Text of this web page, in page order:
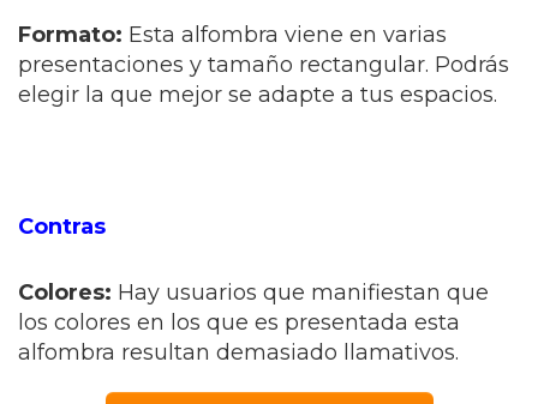
Formato: Esta alfombra viene en varias
presentaciones y tamaño rectangular. Podrás
elegir la que mejor se adapte a tus espacios.
Contras
Colores: Hay usuarios que manifiestan que
los colores en los que es presentada esta
alfombra resultan demasiado llamativos.